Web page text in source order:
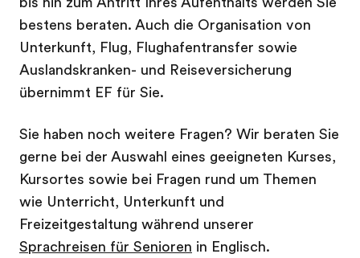
bestens beraten. Auch die Organisation von
Unterkunft, Flug, Flughafentransfer sowie
Auslandskranken- und Reiseversicherung
übernimmt EF für Sie.
Sie haben noch weitere Fragen? Wir beraten Sie
gerne bei der Auswahl eines geeigneten Kurses,
Kursortes sowie bei Fragen rund um Themen
wie Unterricht, Unterkunft und
Freizeitgestaltung während unserer
Sprachreisen für Senioren in Englisch.